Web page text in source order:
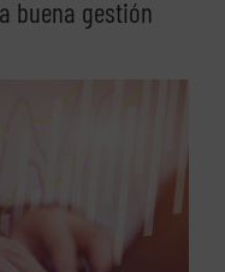
buena gestión